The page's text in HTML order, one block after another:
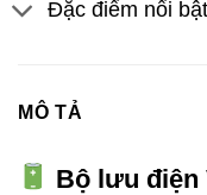
Đặc điểm nổi bật
MÔ TẢ
Bộ lưu điện